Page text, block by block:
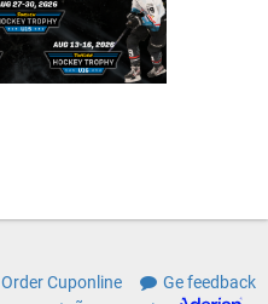
Order Cuponline
Ge feedback